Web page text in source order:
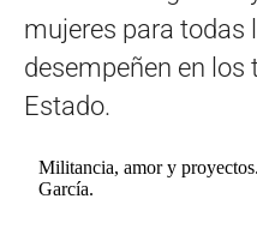
mujeres para todas
desempeñen en los
Estado.
Militancia, amor y
García.